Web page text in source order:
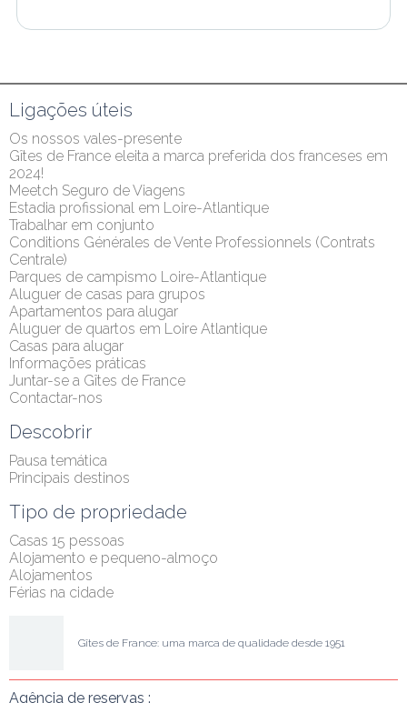
Ligações úteis
Os nossos vales-presente
Gîtes de France eleita a marca preferida dos franceses em
2024!
Meetch Seguro de Viagens
Estadia profissional em Loire-Atlantique
Trabalhar em conjunto
Conditions Générales de Vente Professionnels (Contrats
Centrale)
Parques de campismo Loire-Atlantique
Aluguer de casas para grupos
Apartamentos para alugar
Aluguer de quartos em Loire Atlantique
Casas para alugar
Informações práticas
Juntar-se a Gîtes de France
Contactar-nos
Descobrir
Pausa temática
Principais destinos
Tipo de propriedade
Casas 15 pessoas
Alojamento e pequeno-almoço
Alojamentos
Férias na cidade
Gîtes de France: uma marca de qualidade desde 1951
Agência de reservas :